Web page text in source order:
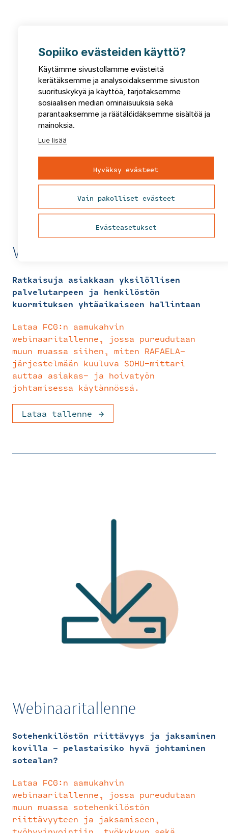
Webinaaritallenne
Ratkaisuja asiakkaan yksilöllisen
palvelutarpeen ja henkilöstön
kuormituksen yhtäaikaiseen hallintaan
Lataa FCG:n aamukahvin
webinaaritallenne, jossa pureudutaan
muun muassa siihen, miten RAFAELA-
järjestelmään kuuluva SOHU-mittari
auttaa asiakas- ja hoivatyön
johtamisessa käytännössä.
Lataa tallenne
Webinaaritallenne
Sotehenkilöstön riittävyys ja jaksaminen
kovilla – pelastaisiko hyvä johtaminen
sotealan?
Lataa FCG:n aamukahvin
webinaaritallenne, jossa pureudutaan
muun muassa sotehenkilöstön
riittävyyteen ja jaksamiseen,
Sopiiko evästeiden käyttö?
Käytämme sivustollamme evästeitä
kerätäksemme ja analysoidaksemme sivuston
suorituskykyä ja käyttöä, tarjotaksemme
sosiaalisen median ominaisuuksia sekä
parantaaksemme ja räätälöidäksemme sisältöä ja
mainoksia.
Lue lisää
Hyväksy evästeet
Vain pakolliset evästeet
Evästeasetukset